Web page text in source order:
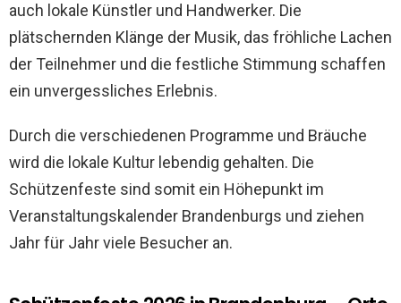
auch lokale Künstler und Handwerker. Die
plätschernden Klänge der Musik, das fröhliche Lachen
der Teilnehmer und die festliche Stimmung schaffen
ein unvergessliches Erlebnis.
Durch die verschiedenen Programme und Bräuche
wird die lokale Kultur lebendig gehalten. Die
Schützenfeste sind somit ein Höhepunkt im
Veranstaltungskalender Brandenburgs und ziehen
Jahr für Jahr viele Besucher an.